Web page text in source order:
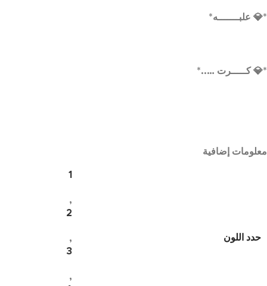
*💎 علبـــــــه*
*💎 كـــــرت …..*
معلومات إضافية
حدد اللون
1
,
2
,
3
,